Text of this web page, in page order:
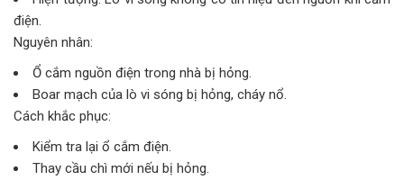
điện.
Nguyên nhân:
Ổ cắm nguồn điện trong nhà bị hỏng.
Boar mạch của lò vi sóng bị hỏng, cháy nổ.
Cách khắc phục:
Kiểm tra lại ổ cắm điện.
Thay cầu chì mới nếu bị hỏng.